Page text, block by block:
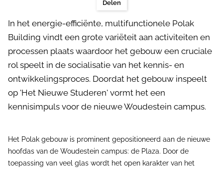
Delen
In het energie-efficiënte, multifunctionele Polak
Building vindt een grote variëteit aan activiteiten en
processen plaats waardoor het gebouw een cruciale
rol speelt in de socialisatie van het kennis- en
ontwikkelingsproces. Doordat het gebouw inspeelt
op 'Het Nieuwe Studeren' vormt het een
kennisimpuls voor de nieuwe Woudestein campus.
Het Polak gebouw is prominent gepositioneerd aan de nieuwe
hoofdas van de Woudestein campus: de Plaza. Door de
toepassing van veel glas wordt het open karakter van het